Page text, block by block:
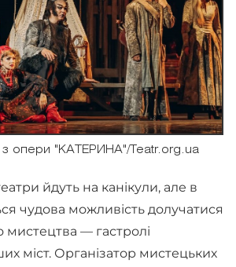
опери "КАТЕРИНА"/Teatr.org.ua
йдуть на канікули, але в
чудова можливість долучатися
мистецтва — гастролі
міст. Організатор мистецьких